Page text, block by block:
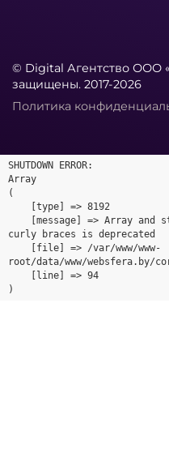
© Digital Агентство ООО
защищены. 2017-2026
Политика
SHUTDOWN ERROR:
Array
(
curly braces is deprecated
root/data/www/websfera.by/